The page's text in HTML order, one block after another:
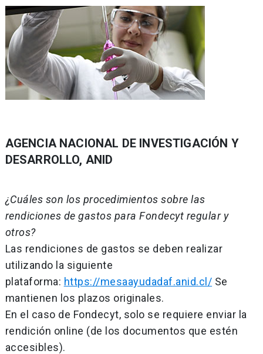
AGENCIA NACIONAL DE INVESTIGACIÓN Y
DESARROLLO, ANID
¿Cuáles son los procedimientos sobre las
rendiciones de gastos para Fondecyt regular y
otros?
Las rendiciones de gastos se deben realizar
utilizando la siguiente
plataforma: https://mesaayudadaf.anid.cl/ Se
mantienen los plazos originales.
En el caso de Fondecyt, solo se requiere enviar la
rendición online (de los documentos que estén
accesibles).